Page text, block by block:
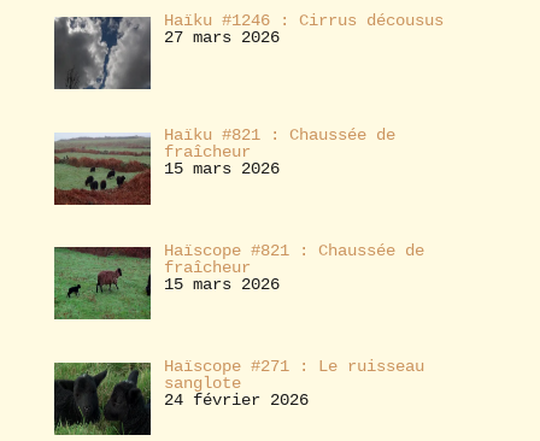
Haïku #1246 : Cirrus décousus
27 mars 2026
Haïku #821 : Chaussée de
fraîcheur
15 mars 2026
Haïscope #821 : Chaussée de
fraîcheur
15 mars 2026
Haïscope #271 : Le ruisseau
sanglote
24 février 2026